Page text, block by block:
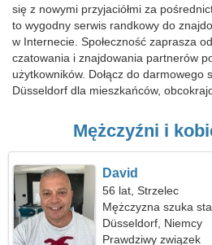
się z nowymi przyjaciółmi za
to wygodny serwis randkowy do
w Internecie. Społeczność zaprasza
czatowania i znajdowania partnerów
użytkowników. Dołącz do darmowego
Düsseldorf dla mieszkańców,
Mężczyźni i
David
56 lat, Strzelec
Mężczyzna szuka
Düsseldorf, Niemcy
Prawdziwy związek